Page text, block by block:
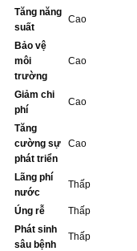
Tăng năng
suất
Cao
Bảo vệ
môi
trường
Cao
Giảm chi
phí
Cao
Tăng
cường sự
phát triển
Cao
Lãng phí
nước
Thấp
Úng rễ Thấp
Phát sinh
sâu bệnh
Thấp